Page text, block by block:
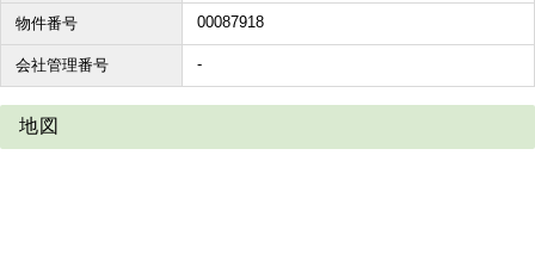
物件番号 00087918
会社管理番号 -
地図